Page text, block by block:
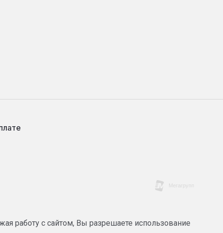
работу с сайтом, Вы разрешаете использование